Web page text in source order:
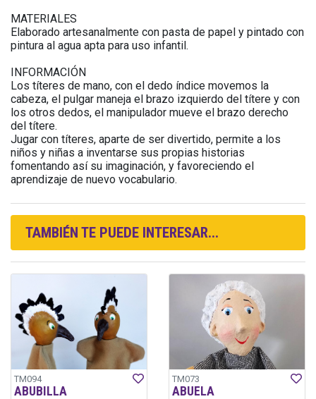
MATERIALES
Elaborado artesanalmente con pasta de papel y pintado con
pintura al agua apta para uso infantil.
INFORMACIÓN
Los títeres de mano, con el dedo índice movemos la
cabeza, el pulgar maneja el brazo izquierdo del títere y con
los otros dedos, el manipulador mueve el brazo derecho
del títere.
Jugar con títeres, aparte de ser divertido, permite a los
niños y niñas a inventarse sus propias historias
fomentando así su imaginación, y favoreciendo el
aprendizaje de nuevo vocabulario.
TAMBIÉN TE PUEDE INTERESAR...
TM094
ABUBILLA
TM073
ABUELA